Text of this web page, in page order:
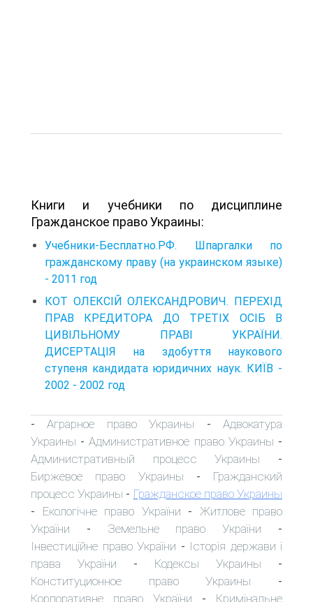
Книги и учебники по дисциплине
Гражданское право Украины:
Учебники-Бесплатно.РФ. Шпаргалки по
гражданскому праву (на украинском языке)
- 2011 год
КОТ ОЛЕКСІЙ ОЛЕКСАНДРОВИЧ. ПЕРЕХІД
ПРАВ КРЕДИТОРА ДО ТРЕТІХ ОСІБ В
ЦИВІЛЬНОМУ ПРАВІ УКРАЇНИ.
ДИСЕРТАЦІЯ на здобуття наукового
ступеня кандидата юридичних наук. КИЇВ -
2002 - 2002 год
-Аграрное право Украины -Адвокатура
Украины -Административное право Украины -
Административный процесс Украины -
Биржевое право Украины - Гражданский
процесс Украины - Гражданское право Украины
- Екологічне право України - Житлове право
України - Земельне право України -
Інвестиційне право України - Історія держави і
права України - Кодексы Украины -
Конституционное право Украины -
Корпоративне право України - Кримінальне